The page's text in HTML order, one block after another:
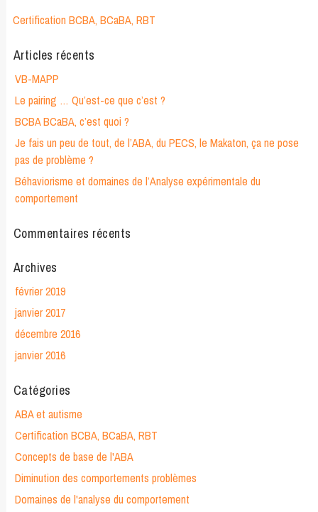
Certification BCBA, BCaBA, RBT
Articles récents
VB-MAPP
Le pairing … Qu’est-ce que c’est ?
BCBA BCaBA, c’est quoi ?
Je fais un peu de tout, de l’ABA, du PECS, le Makaton, ça ne pose
pas de problème ?
Béhaviorisme et domaines de l’Analyse expérimentale du
comportement
Commentaires récents
Archives
février 2019
janvier 2017
décembre 2016
janvier 2016
Catégories
ABA et autisme
Certification BCBA, BCaBA, RBT
Concepts de base de l'ABA
Diminution des comportements problèmes
Domaines de l'analyse du comportement